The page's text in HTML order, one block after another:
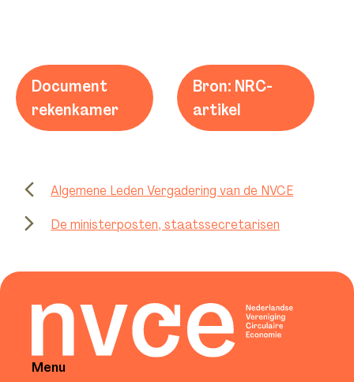
Document
rekenkamer
Bron: NRC-
artikel
Algemene Leden Vergadering van de NVCE
De ministerposten, staatssecretarisen
Menu